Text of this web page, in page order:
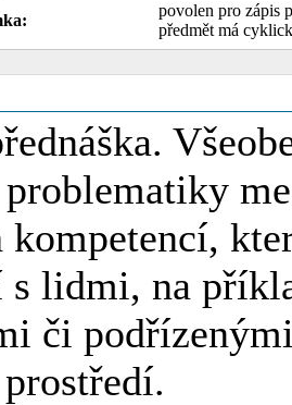
povolen pro zápis
předmět má
kompetencí,
lidmi, na
či